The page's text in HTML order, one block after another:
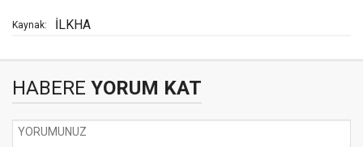
Kaynak: İLKHA
HABERE YORUM KAT